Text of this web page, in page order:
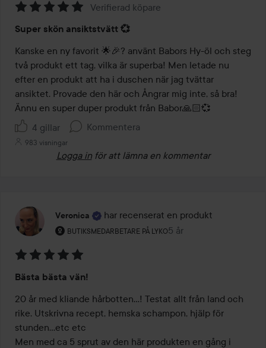
5
av
5
Verifierad köpare
Super skön ansiktstvätt 💞
Kanske en ny favorit 🌟🎉? använt Babors Hy-öl och steg
två produkt ett tag, vilka är superba! Men letade nu
efter en produkt att ha i duschen när jag tvättar
ansiktet. Provade den här och Ångrar mig inte, så bra!
Ännu en super duper produkt från Babor🙏🏻💞
4 gillar
Kommentera
983 visningar
Logga in för att lämna en kommentar
Veronica har recenserat en produkt
BUTIKSMEDARBETARE PÅ LYKO
Användarens roll: Butiksmedarbetare på Lyko.
5 år
Inlägget skapades 5 år
5
av
5
Bästa bästa vän!
20 år med kliande hårbotten...! Testat allt från land och
rike. Utskrivna recept, hemska schampon, hjälp för
stunden...etc etc
Men med ca 5 sprut av den här produkten en gång i